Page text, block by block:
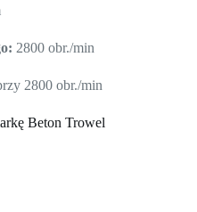
2800 obr./min
2800 obr./min
Beton Trowel